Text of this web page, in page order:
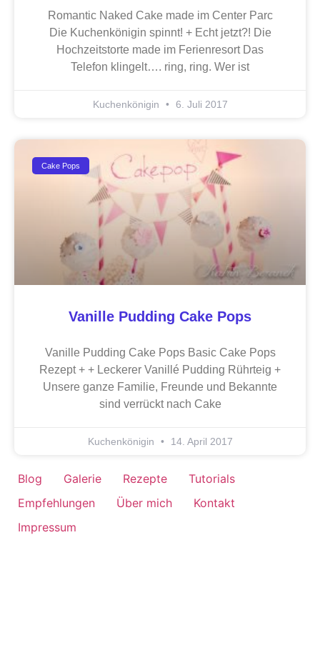
Romantic Naked Cake made im Center Parc
Die Kuchenkönigin spinnt! + Echt jetzt?! Die
Hochzeitstorte made im Ferienresort Das
Telefon klingelt…. ring, ring. Wer ist
Kuchenkönigin 6. Juli 2017
Cake Pops
Vanille Pudding Cake Pops
Vanille Pudding Cake Pops Basic Cake Pops
Rezept + + Leckerer Vanillé Pudding Rührteig +
Unsere ganze Familie, Freunde und Bekannte
sind verrückt nach Cake
Kuchenkönigin 14. April 2017
Blog Galerie Rezepte
Tutorials
Empfehlungen
Über mich
Kontakt
Impressum